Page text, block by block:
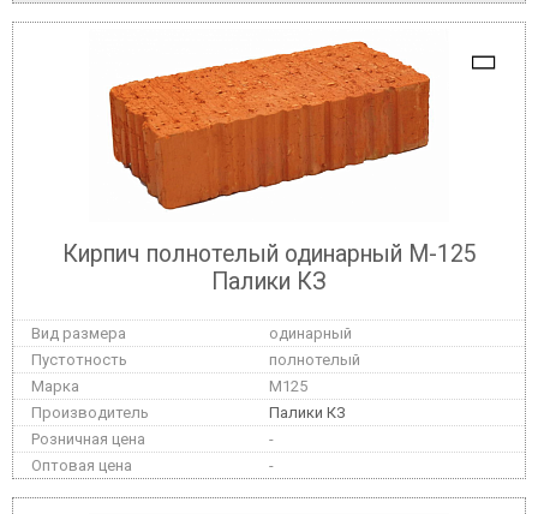
Кирпич полнотелый одинарный М-125
Палики КЗ
одинарный
полнотелый
M125
Палики КЗ
-
-